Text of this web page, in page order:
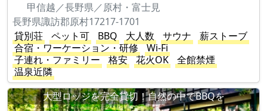
甲信越／長野県／原村・富士見
長野県諏訪郡原村17217-1701
貸別荘
ペット可 BBQ 大人数 サウナ
薪ストーブ
合宿・ワーケーション・研修
Wi-Fi
子連れ・ファミリー
格安 花火OK
全館禁煙
温泉近隣
大型ロッジを完全貸切！自然の中でBBQを